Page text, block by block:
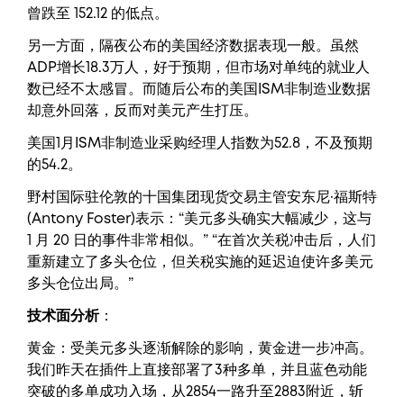
曾跌至 152.12 的低点。
另一方面，隔夜公布的美国经济数据表现一般。虽然
ADP增长18.3万人，好于预期，但市场对单纯的就业人
数已经不太感冒。而随后公布的美国ISM非制造业数据
却意外回落，反而对美元产生打压。
美国1月ISM非制造业采购经理人指数为52.8，不及预期
的54.2。
野村国际驻伦敦的十国集团现货交易主管安东尼·福斯特
(Antony Foster)表示：“美元多头确实大幅减少，这与
1 月 20 日的事件非常相似。” “在首次关税冲击后，人们
重新建立了多头仓位，但关税实施的延迟迫使许多美元
多头仓位出局。”
技术面分析：
黄金：受美元多头逐渐解除的影响，黄金进一步冲高。
我们昨天在插件上直接部署了3种多单，并且蓝色动能
突破的多单成功入场，从2854一路升至2883附近，斩